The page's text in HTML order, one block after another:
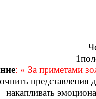
: « За приметами
представления
накапливать